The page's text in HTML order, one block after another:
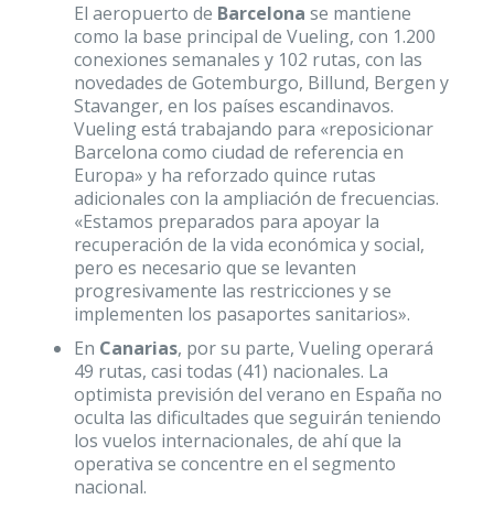
El aeropuerto de Barcelona se mantiene
como la base principal de Vueling, con 1.200
conexiones semanales y 102 rutas, con las
novedades de Gotemburgo, Billund, Bergen y
Stavanger, en los países escandinavos.
Vueling está trabajando para «reposicionar
Barcelona como ciudad de referencia en
Europa» y ha reforzado quince rutas
adicionales con la ampliación de frecuencias.
«Estamos preparados para apoyar la
recuperación de la vida económica y social,
pero es necesario que se levanten
progresivamente las restricciones y se
implementen los pasaportes sanitarios».
En Canarias, por su parte, Vueling operará
49 rutas, casi todas (41) nacionales. La
optimista previsión del verano en España no
oculta las dificultades que seguirán teniendo
los vuelos internacionales, de ahí que la
operativa se concentre en el segmento
nacional.